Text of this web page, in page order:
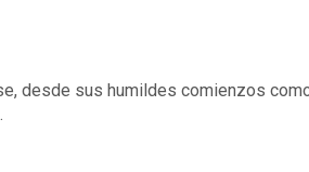
desde sus humildes comienzos